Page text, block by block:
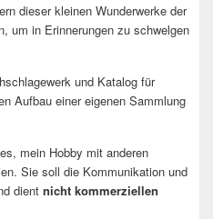
dieser kleinen Wunderwerke der
um in Erinnerungen zu schwelgen
und Katalog für
Aufbau einer eigenen Sammlung
mein Hobby mit anderen
Sie soll die Kommunikation und
dient nicht kommerziellen